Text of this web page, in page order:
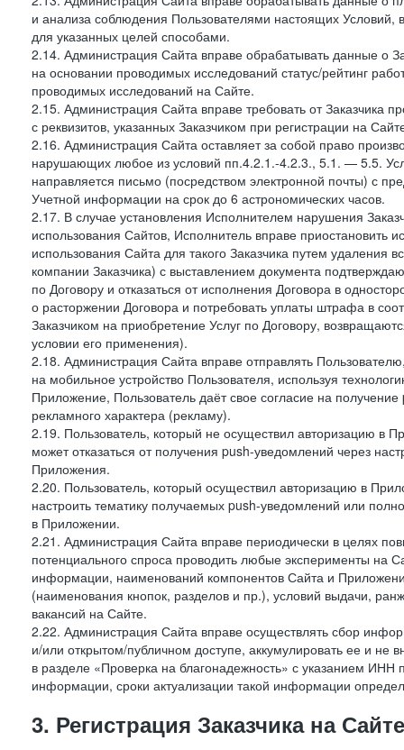
и анализа соблюдения Пользователями настоящих
для указанных целей способами.
2.14. Администрация Сайта вправе обрабатывать данные о
на основании проводимых исследований статус/рейтинг
проводимых исследований на Сайте.
2.15. Администрация Сайта вправе требовать от Заказчика
с реквизитов, указанных Заказчиком при регистрации на
2.16. Администрация Сайта оставляет за собой право
нарушающих любое из условий пп.4.2.1.-4.2.3., 5.1. — 5.5.
направляется письмо (посредством электронной почты) с
Учетной информации на срок до 6 астрономических часов.
2.17. В случае установления Исполнителем нарушения
использования Сайтов, Исполнитель вправе приостановить
использования Сайта для такого Заказчика путем
компании Заказчика) с выставлением документа
по Договору и отказаться от исполнения Договора в
о расторжении Договора и потребовать уплаты штрафа в
Заказчиком на приобретение Услуг по Договору,
условии его применения).
2.18. Администрация Сайта вправе отправлять
на мобильное устройство Пользователя, используя
Приложение, Пользователь даёт свое согласие на
рекламного характера (рекламу).
2.19. Пользователь, который не осуществил авторизацию в
может отказаться от получения push-уведомлений через
Приложения.
2.20. Пользователь, который осуществил авторизацию в
настроить тематику получаемых push-уведомлений или
в Приложении.
2.21. Администрация Сайта вправе периодически в целях
потенциального спроса проводить любые эксперименты на
информации, наименований компонентов Сайта и
(наименования кнопок, разделов и пр.), условий выдачи,
вакансий на Сайте.
2.22. Администрация Сайта вправе осуществлять сбор
и/или открытом/публичном доступе, аккумулировать ее и не
в разделе «Проверка на благонадежность» с указанием
информации, сроки актуализации такой информации
3. Регистрация Заказчика на Сайте